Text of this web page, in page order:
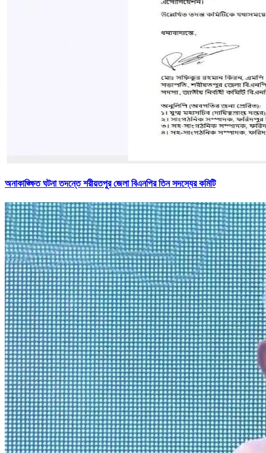
অনাকাঙ্ক্ষিত ঘটনা তদন্তে শরীয়তপুর জেলা বিএনপির তিন সদস্যের কমিটি